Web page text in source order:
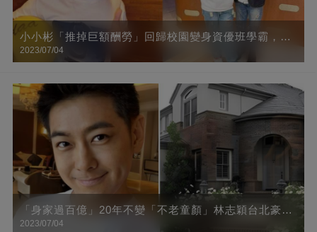
小小彬「推掉巨額酬勞」回歸校園變身資優班學霸，10
年後近照曝光，肉臉全消「成小鮮肉帥哥」網友直呼：
2023/07/04
「身家過百億」20年不變「不老童顏」林志穎台北豪宅
曝光，里面竟全是這種高科技，羨慕了！
2023/07/04